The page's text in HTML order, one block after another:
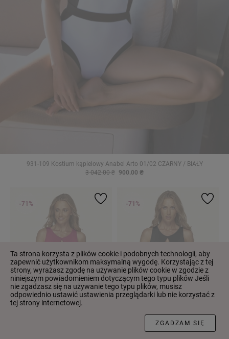
931-109 Kostium kąpielowy Anabel Arto 01/02 CZARNY / BIAŁY
3 042.00 ₴ 900.00 ₴
-71% -71%
Ta strona korzysta z plików cookie i podobnych technologii, aby
zapewnić użytkownikom maksymalną wygodę. Korzystając z tej
strony, wyrażasz zgodę na używanie plików cookie w zgodzie z
niniejszym powiadomieniem dotyczącym tego typu plików Jeśli
nie zgadzasz się na używanie tego typu plików, musisz
odpowiednio ustawić ustawienia przeglądarki lub nie korzystać z
tej strony internetowej.
ZGADZAM SIĘ